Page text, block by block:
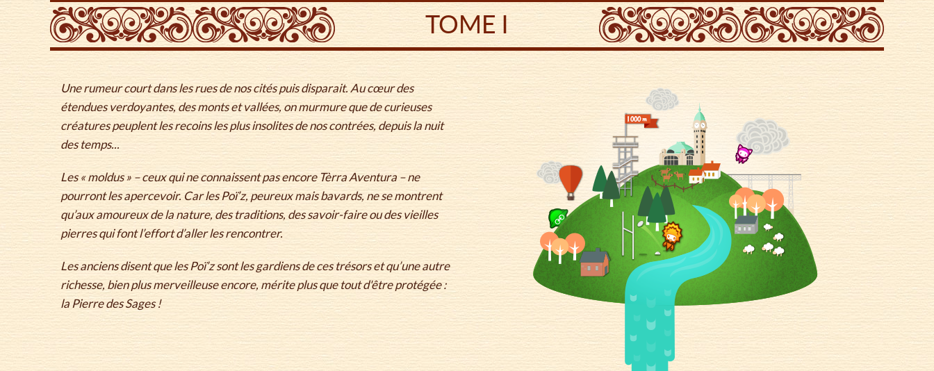
navegación
TOME I
Une rumeur court dans les rues de nos cités puis disparait. Au cœur des
étendues verdoyantes, des monts et vallées, on murmure que de curieuses
créatures peuplent les recoins les plus insolites de nos contrées, depuis la nuit
des temps...
Les « moldus » – ceux qui ne connaissent pas encore Tèrra Aventura – ne
pourront les apercevoir. Car les Poï’z, peureux mais bavards, ne se montrent
qu’aux amoureux de la nature, des traditions, des savoir-faire ou des vieilles
pierres qui font l’effort d’aller les rencontrer.
Les anciens disent que les Poï’z sont les gardiens de ces trésors et qu’une autre
richesse, bien plus merveilleuse encore, mérite plus que tout d'être protégée :
la Pierre des Sages !